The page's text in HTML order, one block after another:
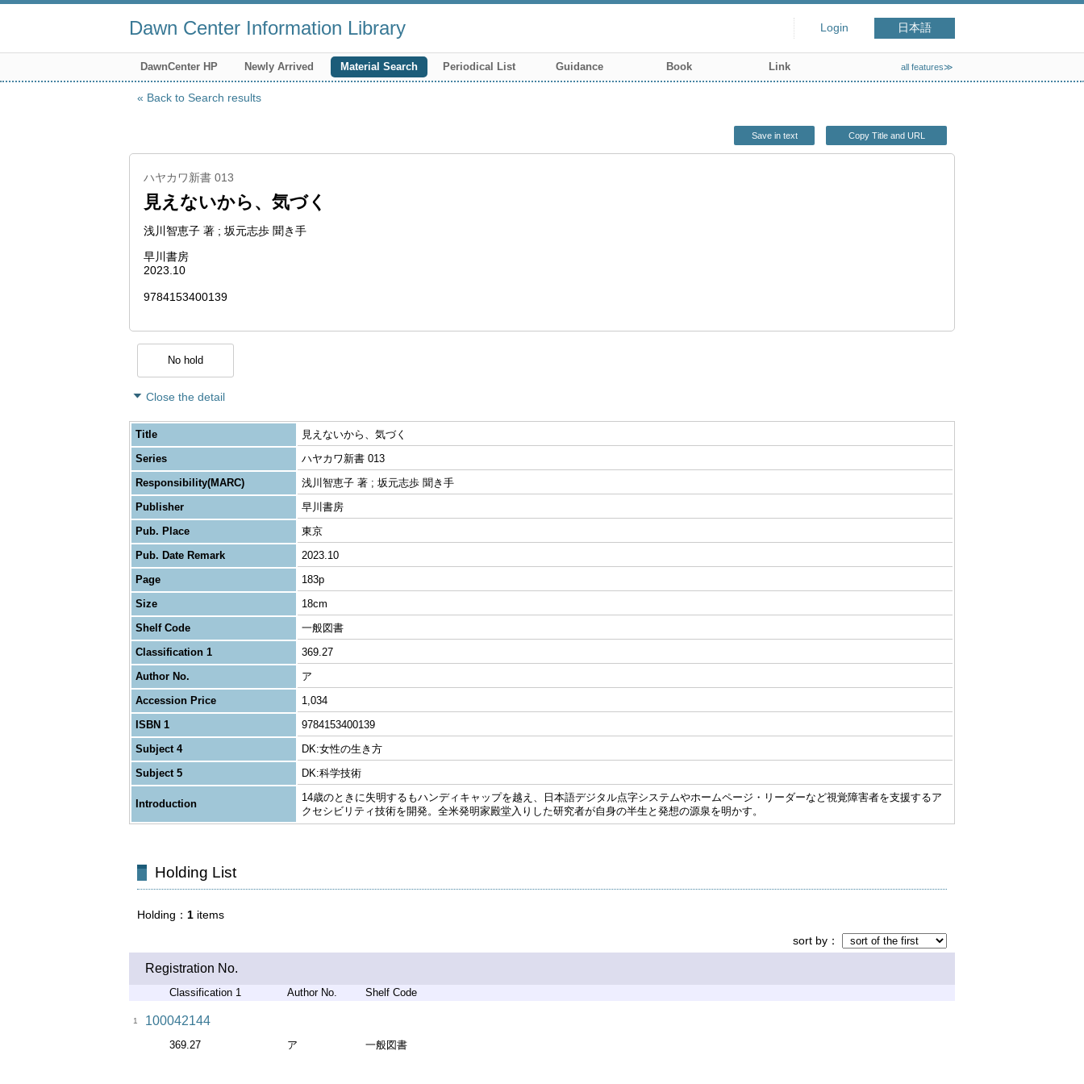
Dawn Center Information Library Login 日本語
DawnCenter HP Newly Arrived Material Search Periodical List Guidance Book Link all features≫
Back to Search results
Save in text Copy Title and URL
ハヤカワ新書 013
見えないから、気づく
浅川智恵子 著 ; 坂元志歩 聞き手
早川書房
2023.10
9784153400139
No hold
Close the detail
Title
見えないから、気づく
Series
ハヤカワ新書 013
Responsibility(MARC)
浅川智恵子 著 ; 坂元志歩 聞き手
Publisher
早川書房
Pub. Place
東京
Pub. Date Remark
2023.10
Page
183p
Size
18cm
Shelf Code
一般図書
Classification 1
369.27
Author No.
ア
Accession Price
1,034
ISBN 1
9784153400139
Subject 4
DK:女性の生き方
Subject 5
DK:科学技術
Introduction
14歳のときに失明するもハンディキャップを越え、日本語デジタル点字システムやホームページ・リーダーなど視覚障害者を支援するア
クセシビリティ技術を開発。全米発明家殿堂入りした研究者が自身の半生と発想の源泉を明かす。
Holding List
Holding 1 items
sort by
Registration No.
Classification 1 Author No. Shelf Code
1 100042144
369.27 ア 一般図書